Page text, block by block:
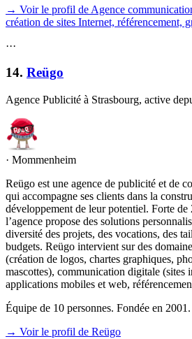
→ Voir le profil de Agence
création de sites Internet, référencement,
···
14. Reügo
Agence Publicité à Strasbourg, active
· Mommenheim
Reügo est une agence de publicité et de
qui accompagne ses clients dans la
développement de leur potentiel. Forte de
l’agence propose des solutions
diversité des projets, des vocations, des
budgets. Reügo intervient sur des
(création de logos, chartes graphiques,
mascottes), communication digitale (sites
applications mobiles et web,
Équipe de 10 personnes. Fondée en 2001.
→ Voir le profil de Reügo